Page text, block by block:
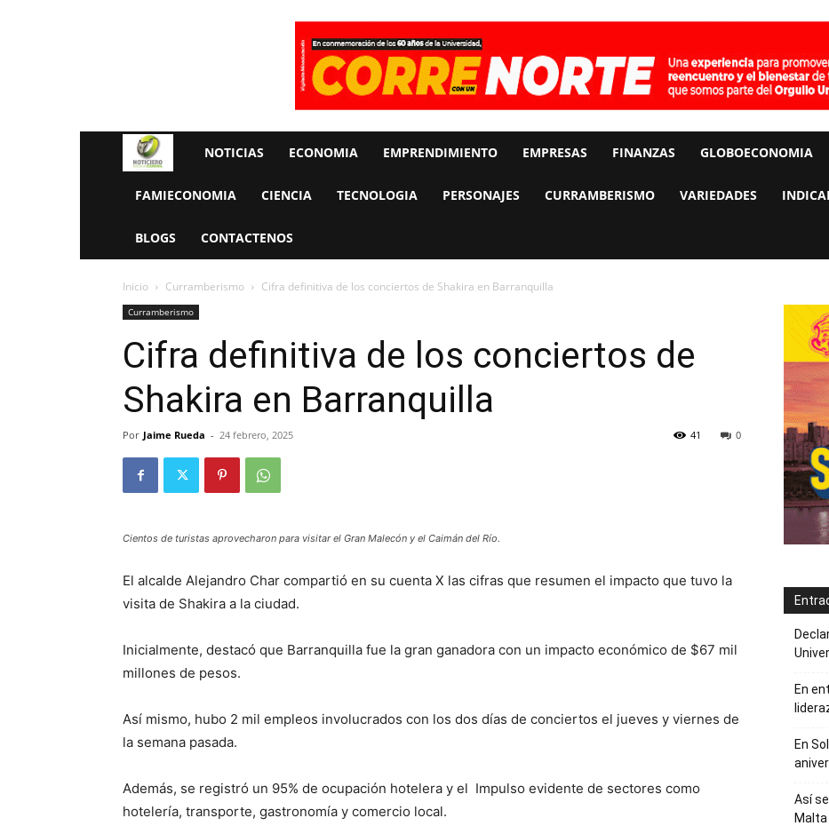
Rueda
La
Economia
NOTICIAS ECONOMIA EMPRENDIMIENTO EMPRESAS FINANZAS GLOBOECONOMIA
FAMIECONOMIA CIENCIA TECNOLOGIA PERSONAJES CURRAMBERISMO VARIEDADES
BLOGS CONTACTENOS
Inicio Curramberismo Cifra definitiva de los conciertos de Shakira en Barranquilla
Curramberismo
Cifra definitiva de los conciertos de
Shakira en Barranquilla
Por Jaime Rueda - 24 febrero, 2025 0
41
Cientos de turistas aprovecharon para visitar el Gran Malecón y el Caimán del Río.
El alcalde Alejandro Char compartió en su cuenta X las cifras que resumen el impacto que tuvo la
visita de Shakira a la ciudad.
Inicialmente, destacó que Barranquilla fue la gran ganadora con un impacto económico de $67 mil
millones de pesos.
Así mismo, hubo 2 mil empleos involucrados con los dos días de conciertos el jueves y viernes de
la semana pasada.
Además, se registró un 95% de ocupación hotelera y el Impulso evidente de sectores como
hotelería, transporte, gastronomía y comercio local.
En
En
Así
Malta